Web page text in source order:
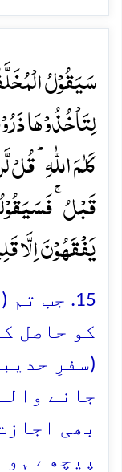
سَیَقُوۡلُ
لِتَاۡخُذُوۡہَا
کَلٰمَ اللّٰہِ
قَبۡلُ
یَفۡقَہُوۡنَ اِلَّا
15. جب
کو حاصل
(سفرِ
جانے
بھی
پیچھے